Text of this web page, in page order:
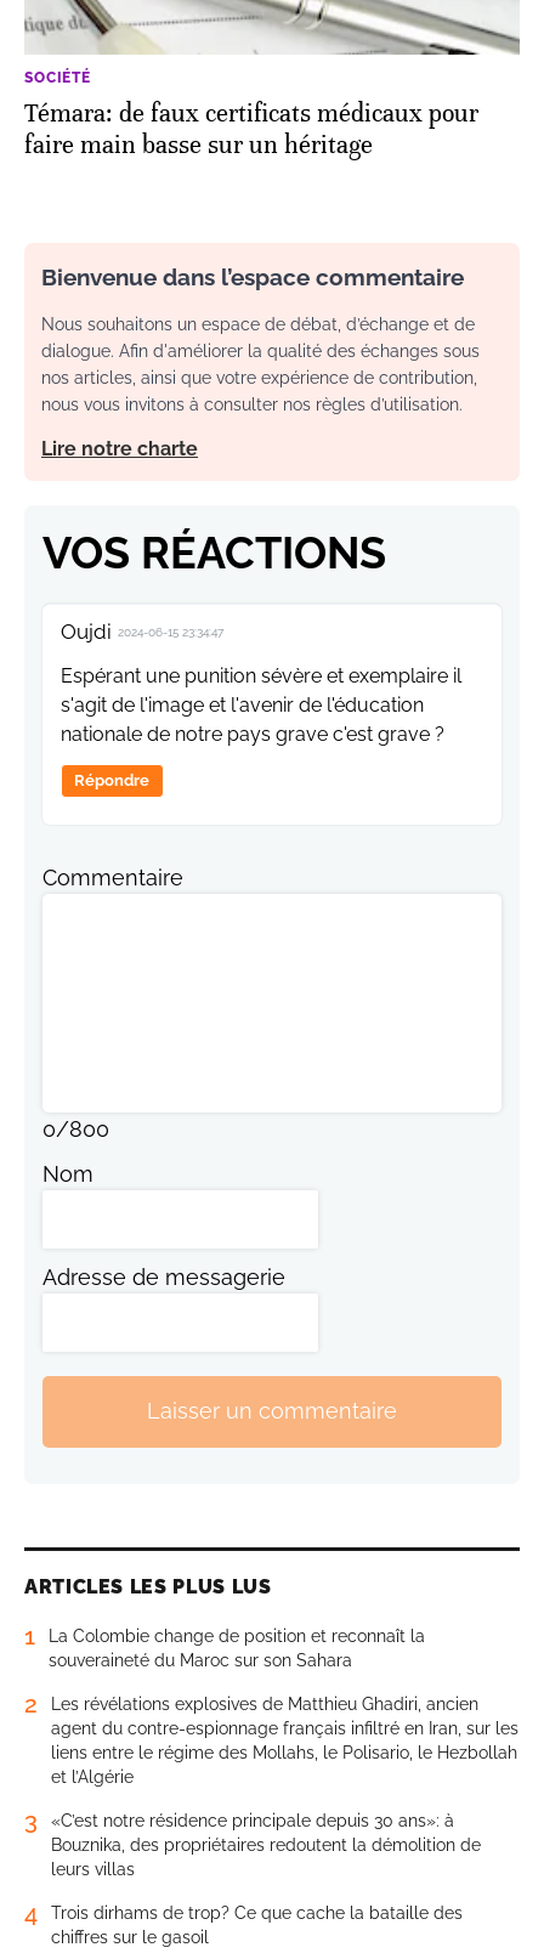
SOCIÉTÉ
Témara: de faux certificats médicaux pour
faire main basse sur un héritage
Bienvenue dans l’espace commentaire
Nous souhaitons un espace de débat, d’échange et de
dialogue. Afin d'améliorer la qualité des échanges sous
nos articles, ainsi que votre expérience de contribution,
nous vous invitons à consulter nos règles d’utilisation.
Lire notre charte
VOS RÉACTIONS
Oujdi 2024-06-15 23:34:47
Espérant une punition sévère et exemplaire il
s'agit de l'image et l'avenir de l'éducation
nationale de notre pays grave c'est grave ?
Répondre
Commentaire
0/800
Nom
Adresse de messagerie
Laisser un commentaire
ARTICLES LES PLUS LUS
1
La Colombie change de position et reconnaît la
souveraineté du Maroc sur son Sahara
2
Les révélations explosives de Matthieu Ghadiri, ancien
agent du contre-espionnage français infiltré en Iran, sur les
liens entre le régime des Mollahs, le Polisario, le Hezbollah
et l’Algérie
3
«C’est notre résidence principale depuis 30 ans»: à
Bouznika, des propriétaires redoutent la démolition de
leurs villas
4
Trois dirhams de trop? Ce que cache la bataille des
chiffres sur le gasoil